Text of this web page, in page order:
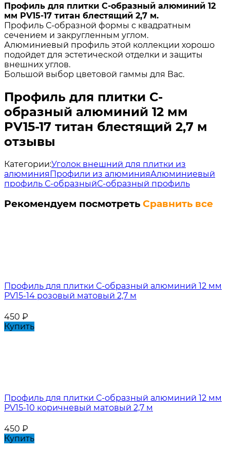
Профиль для плитки С-образный алюминий 12
мм PV15-17 титан блестящий 2,7 м.
Профиль С-образной формы с квадратным
сечением и закругленным углом.
Алюминиевый профиль этой коллекции хорошо
подойдет для эстетической отделки и защиты
внешних углов.
Большой выбор цветовой гаммы для Вас.
Профиль для плитки С-
образный алюминий 12 мм
PV15-17 титан блестящий 2,7 м
отзывы
Категории:Уголок внешний для плитки из
алюминияПрофили из алюминияАлюминиевый
профиль С-образныйС-образный профиль
Рекомендуем посмотреть Сравнить все
Профиль для плитки С-образный алюминий 12 мм
PV15-14 розовый матовый 2,7 м
450 ₽
Купить
Профиль для плитки С-образный алюминий 12 мм
PV15-10 коричневый матовый 2,7 м
450 ₽
Купить